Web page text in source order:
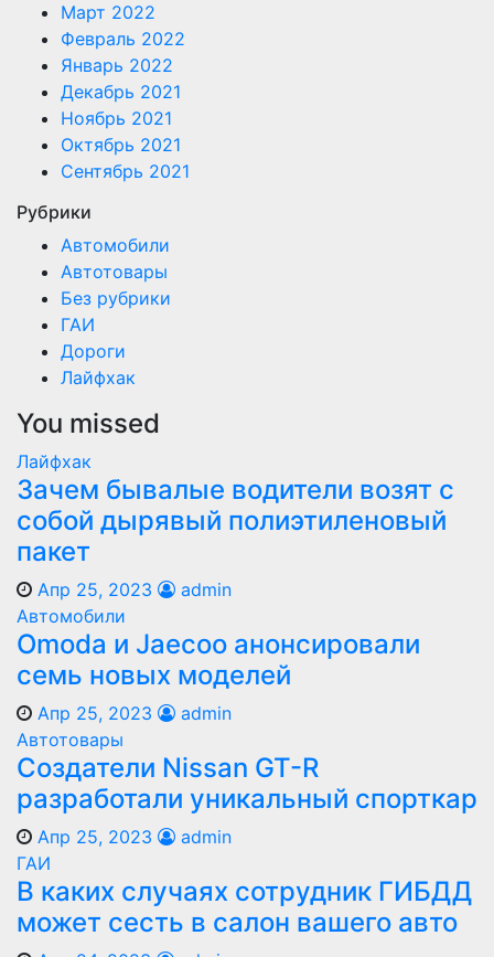
Март 2022
Февраль 2022
Январь 2022
Декабрь 2021
Ноябрь 2021
Октябрь 2021
Сентябрь 2021
Рубрики
Автомобили
Автотовары
Без рубрики
ГАИ
Дороги
Лайфхак
You missed
Лайфхак
Зачем бывалые водители возят с
собой дырявый полиэтиленовый
пакет
Апр 25, 2023
admin
Автомобили
Оmoda и Jaecoo анонсировали
семь новых моделей
Апр 25, 2023
admin
Автотовары
Создатели Nissan GT-R
разработали уникальный спорткар
Апр 25, 2023
admin
ГАИ
В каких случаях сотрудник ГИБДД
может сесть в салон вашего авто